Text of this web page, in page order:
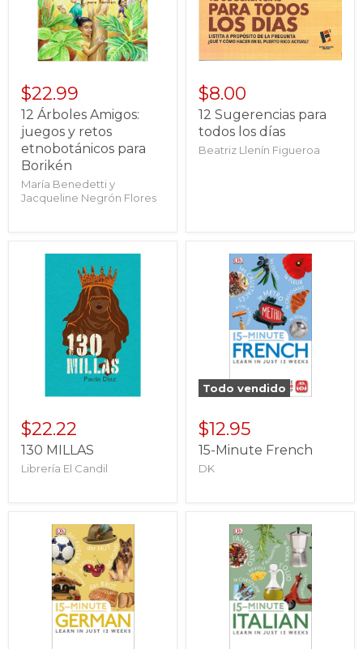
$22.99
12 Árboles Amigos:
juegos y retos
etnobotánicos para
Borikén
María Benedetti y
Jacqueline Negrón Flores
$8.00
12 Sugerencias para
todos los días
Beatriz Llenín Figueroa
$22.22
130 MILLAS
Librería El Candil
Todo vendido
$12.95
15-Minute French
DK